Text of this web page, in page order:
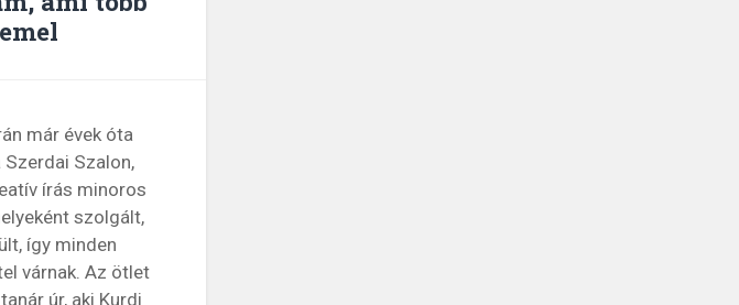
már évek óta
Szalon,
írás minoros
szolgált,
így minden
várnak. Az ötlet
úr, aki Kurdi